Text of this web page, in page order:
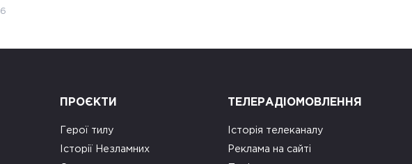
ПРОЄКТИ
Герої тилу
Історії Незламних
ТЕЛЕРАДІОМОВЛЕННЯ
Історія телеканалу
Реклама на сайті